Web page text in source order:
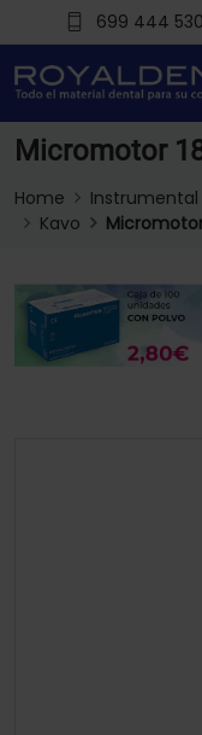
699 444 530
Micromotor
Home
Kavo
Micromotor